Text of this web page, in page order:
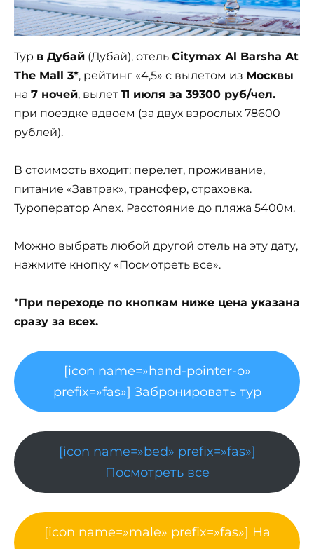
Тур в Дубай (Дубай), отель Citymax Al Barsha At
The Mall 3*, рейтинг «4,5» с вылетом из Москвы
на 7 ночей, вылет 11 июля за 39300 руб/чел.
при поездке вдвоем (за двух взрослых 78600
рублей).
В стоимость входит: перелет, проживание,
питание «Завтрак», трансфер, страховка.
Туроператор Anex. Расстояние до пляжа 5400м.
Можно выбрать любой другой отель на эту дату,
нажмите кнопку «Посмотреть все».
*При переходе по кнопкам ниже цена указана
сразу за всех.
[icon name=»hand-pointer-o»
prefix=»fas»] Забронировать тур
[icon name=»bed» prefix=»fas»]
Посмотреть все
[icon name=»male» prefix=»fas»] На